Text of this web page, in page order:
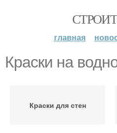
главная
Краски на
Краски для стен